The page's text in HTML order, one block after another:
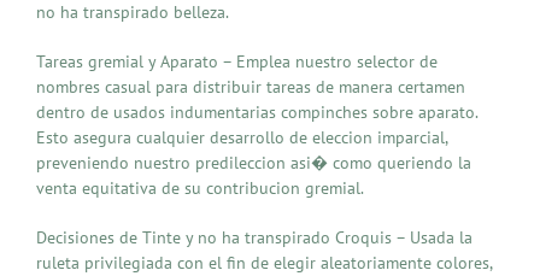
no ha transpirado belleza.
Tareas gremial y Aparato – Emplea nuestro selector de
nombres casual para distribuir tareas de manera certamen
dentro de usados indumentarias compinches sobre aparato.
Esto asegura cualquier desarrollo de eleccion imparcial,
preveniendo nuestro predileccion asi� como queriendo la
venta equitativa de su contribucion gremial.
Decisiones de Tinte y no ha transpirado Croquis – Usada la
ruleta privilegiada con el fin de elegir aleatoriamente colores,